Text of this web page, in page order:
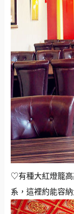
♡有種大紅燈籠高
系，這裡約能容